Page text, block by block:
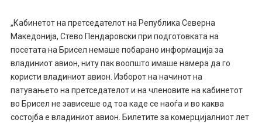
„Кабинетот на претседателот на Република Северна
Македонија, Стево Пендаровски при подготовката на
посетата на Брисел немаше побарано информација за
владиниот авион, ниту пак воопшто имаше намера да го
користи владиниот авион. Изборот на начинот на
патувањето на претседателот и на членовите на кабинетот
во Брисел не зависеше од тоа каде се наоѓа и во каква
состојба е владиниот авион. Билетите за комерцијалниот лет